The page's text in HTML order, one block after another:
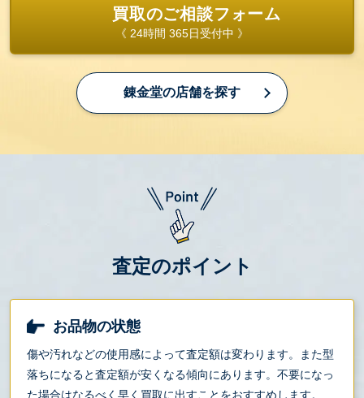
買取のご相談フォーム
《 24時間 365日受付中 》
錬金堂の店舗を探す
査定のポイント
お品物の状態
傷や汚れなどの使用感によって査定額は変わります。また型
落ちになると査定額が安くなる傾向にあります。不要になっ
た場合はなるべく早く買取に出すことをおすすめします。